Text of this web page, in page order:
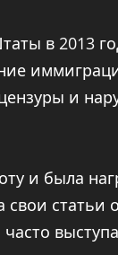
в 2013
и
и была
статьи